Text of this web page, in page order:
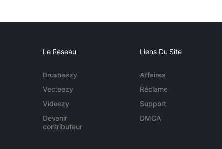
Le Réseau
Brusheezy
Vecteezy
Videezy
Devenir
contributeur
Liens Du Site
Affaires
Réclame
Support
DMCA